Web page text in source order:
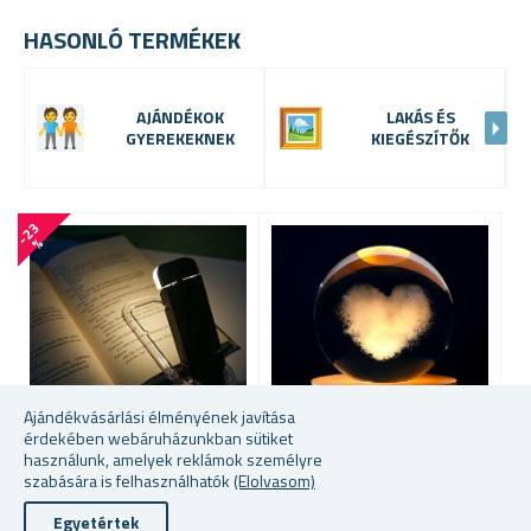
Ajándékvásárlási élményének javítása
érdekében webáruházunkban sütiket
használunk, amelyek reklámok személyre
szabására is felhasználhatók (Elolvasom)
Egyetértek
HASONLÓ TERMÉKEK
AJÁNDÉKOK
GYEREKEKNEK
LAKÁS ÉS
KIEGÉSZÍTŐK
-
2
3
%
ÖSSZECSUKHATÓ LED
OLVASÓLÁMPA CSIPESSZEL
LED VILÁGÍTÓ ÜVEG GÖMB